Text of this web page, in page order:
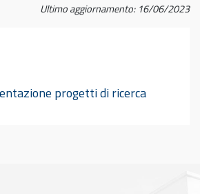
Ultimo aggiornamento: 16/06/2023
progetti di ricerca